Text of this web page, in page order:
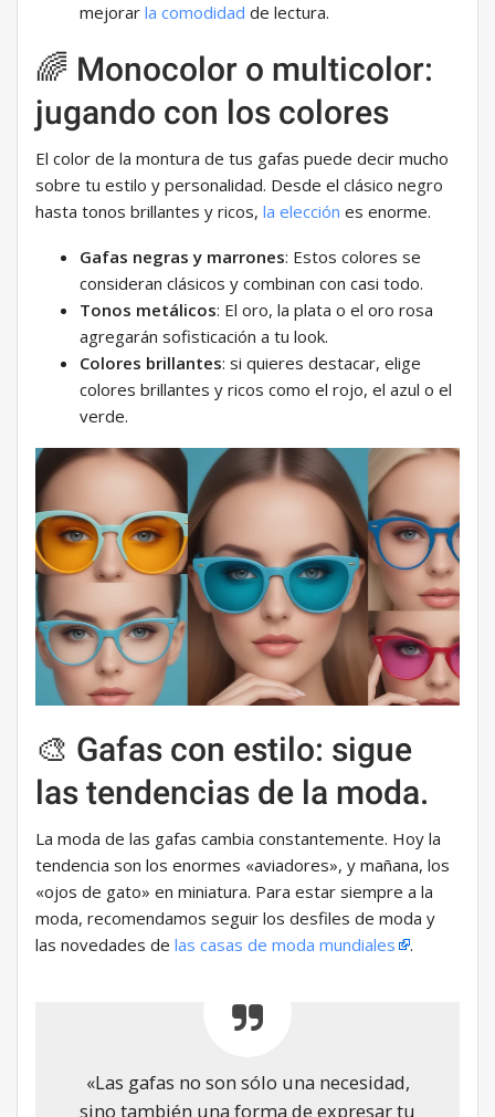
mejorar la comodidad de lectura.
🌈 Monocolor o multicolor:
jugando con los colores
El color de la montura de tus gafas puede decir mucho
sobre tu estilo y personalidad. Desde el clásico negro
hasta tonos brillantes y ricos, la elección es enorme.
Gafas negras y marrones: Estos colores se
consideran clásicos y combinan con casi todo.
Tonos metálicos: El oro, la plata o el oro rosa
agregarán sofisticación a tu look.
Colores brillantes: si quieres destacar, elige
colores brillantes y ricos como el rojo, el azul o el
verde.
🎨 Gafas con estilo: sigue
las tendencias de la moda.
La moda de las gafas cambia constantemente. Hoy la
tendencia son los enormes «aviadores», y mañana, los
«ojos de gato» en miniatura. Para estar siempre a la
moda, recomendamos seguir los desfiles de moda y
las novedades de las casas de moda mundiales .
«Las gafas no son sólo una necesidad,
sino también una forma de expresar tu